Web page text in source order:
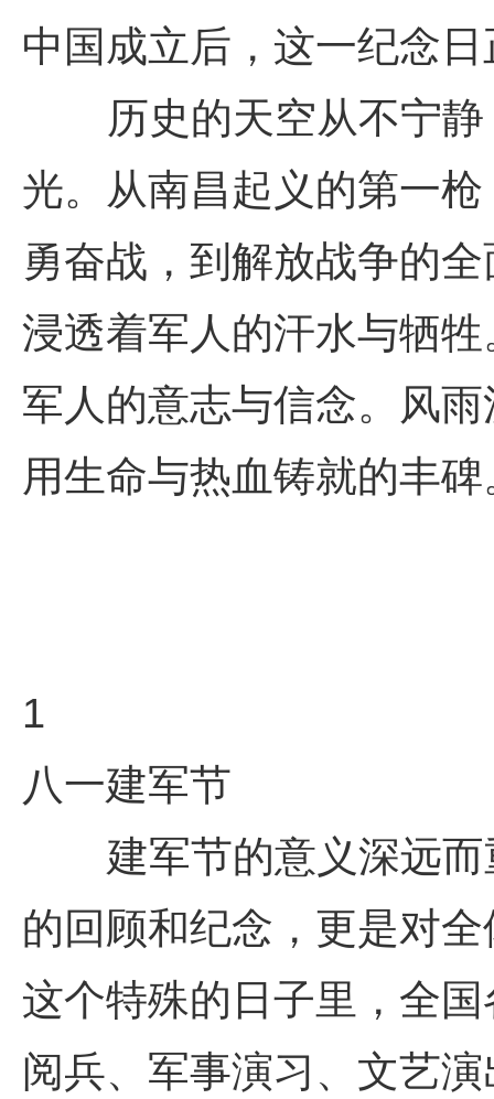
中国成立后，这一纪念
历史的天空从不宁静
光。从南昌起义的第一
勇奋战，到解放战争的
浸透着军人的汗水与牺
军人的意志与信念。风
用生命与热血铸就的丰碑
1
八一建军节
建军节的意义深远而
的回顾和纪念，更是对
这个特殊的日子里，全
阅兵、军事演习、文艺